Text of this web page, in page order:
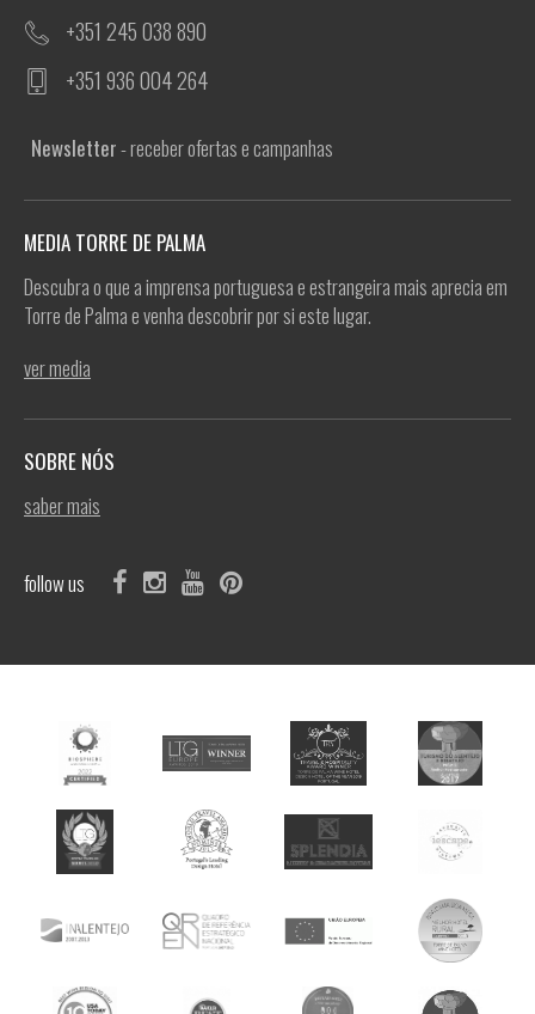
+351 245 038 890
+351 936 004 264
Newsletter- receber ofertas e campanhas
MEDIA TORRE DE PALMA
Descubra o que a imprensa portuguesa e estrangeira mais aprecia em
Torre de Palma e venha descobrir por si este lugar.
ver media
SOBRE NÓS
saber mais
follow us